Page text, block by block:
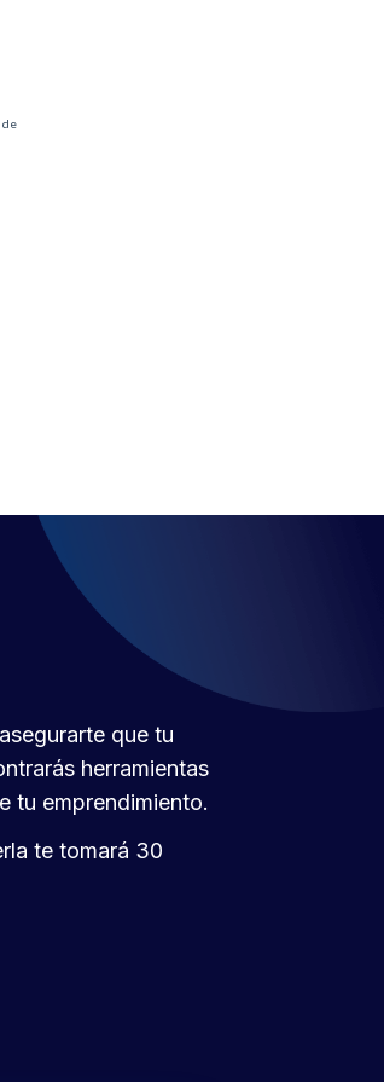
que tu
herramientas
tu emprendimiento.
te tomará 30